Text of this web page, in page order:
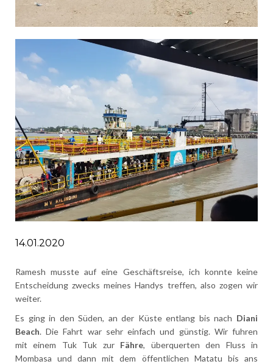
14.01.2020
Ramesh musste auf eine Geschäftsreise, ich konnte keine
Entscheidung zwecks meines Handys treffen, also zogen wir
weiter.
Es ging in den Süden, an der Küste entlang bis nach Diani
Beach. Die Fahrt war sehr einfach und günstig. Wir fuhren
mit einem Tuk Tuk zur Fähre, überquerten den Fluss in
Mombasa und dann mit dem öffentlichen Matatu bis ans